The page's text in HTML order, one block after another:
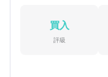
買入
評級